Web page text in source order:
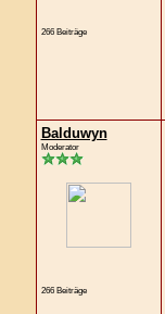
266 Beiträge
Balduwyn
Moderator
266 Beiträge